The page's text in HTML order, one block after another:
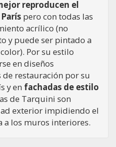
reproducen el
pero con todas las
acrílico (no
y puede ser pintado a
Por su estilo
en diseños
restauración por su
y en fachadas de estilo
de Tarquini son
exterior impidiendo el
a los muros interiores.